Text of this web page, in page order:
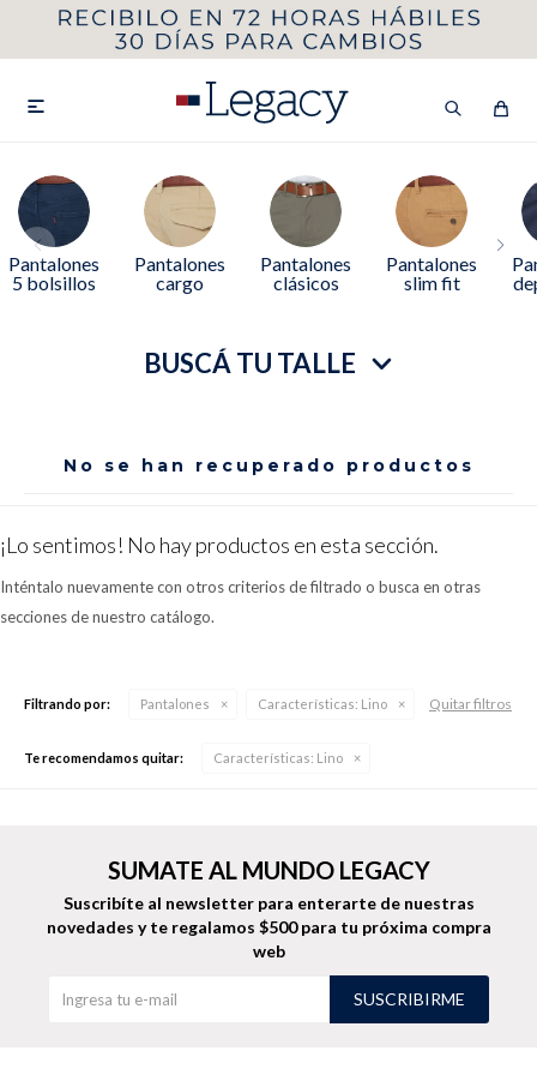

Pantalones
5 bolsillos
Pantalones
cargo
Pantalones
clásicos
Pantalones
slim fit
BUSCÁ TU TALLE
No se han recuperado productos
¡Lo sentimos! No hay productos en esta sección.
Inténtalo nuevamente con otros criterios de filtrado o busca en otras
secciones de nuestro catálogo.
Filtrando por: Pantalones Características: Lino Quitar filtros
Te recomendamos quitar: Características: Lino
SUMATE AL MUNDO LEGACY
Suscribíte al newsletter para enterarte de nuestras
novedades y te regalamos $500 para tu próxima compra
web
SUSCRIBIRME
MI CUENTA
HASTA 40%OFF SEGUNDA 50%